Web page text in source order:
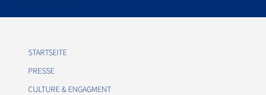
STARTSEITE
PRESSE
CULTURE & ENGAGMENT